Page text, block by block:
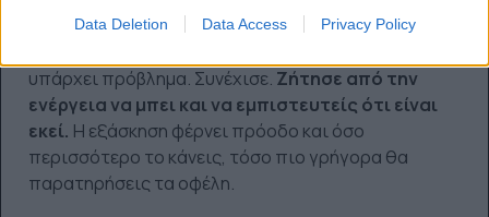
Data Deletion Data Access Privacy Policy
υπάρχει πρόβλημα. Συνέχισε. Ζήτησε από την
ενέργεια να μπει και να εμπιστευτείς ότι είναι
εκεί. Η εξάσκηση φέρνει πρόοδο και όσο
περισσότερο το κάνεις, τόσο πιο γρήγορα θα
παρατηρήσεις τα οφέλη.